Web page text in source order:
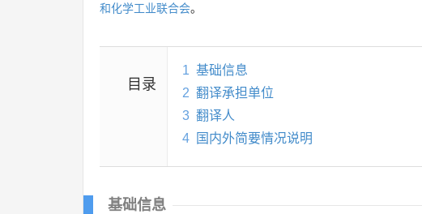
和化学工业联合会。
目录
1 基础信息
2 翻译承担单位
3 翻译人
4
国内外简要情况说明
基础信息